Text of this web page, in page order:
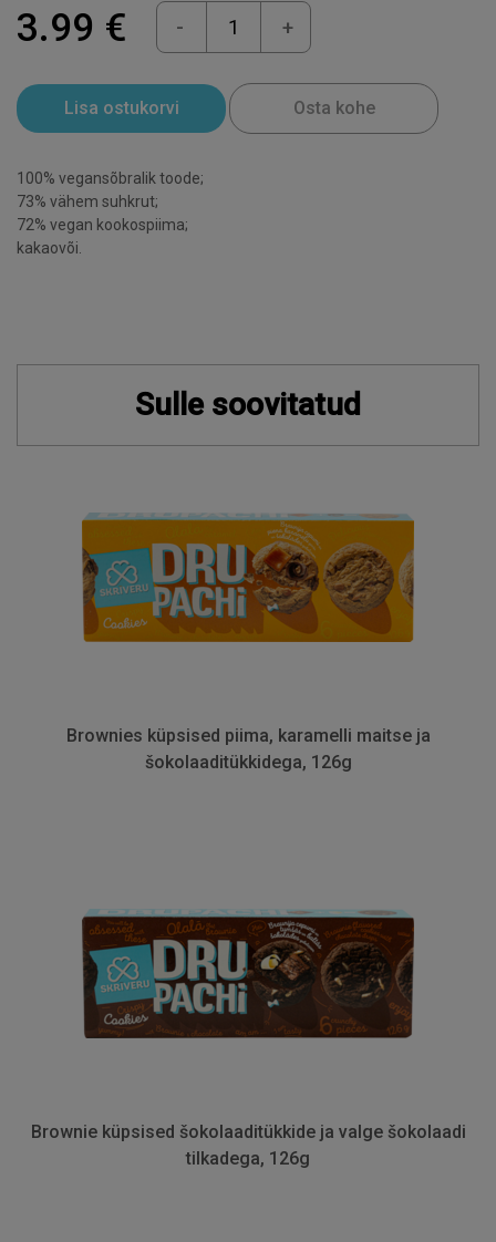
3.99 € - +
Lisa ostukorvi Osta kohe
100% vegansõbralik toode;
73% vähem suhkrut;
72% vegan kookospiima;
kakaovõi.
Sulle soovitatud
Brownies küpsised piima, karamelli maitse ja
šokolaaditükkidega, 126g
Brownie küpsised šokolaaditükkide ja valge šokolaadi
tilkadega, 126g